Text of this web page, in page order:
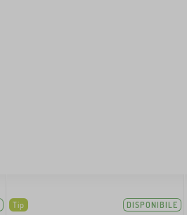
Tip DISPONIBILE